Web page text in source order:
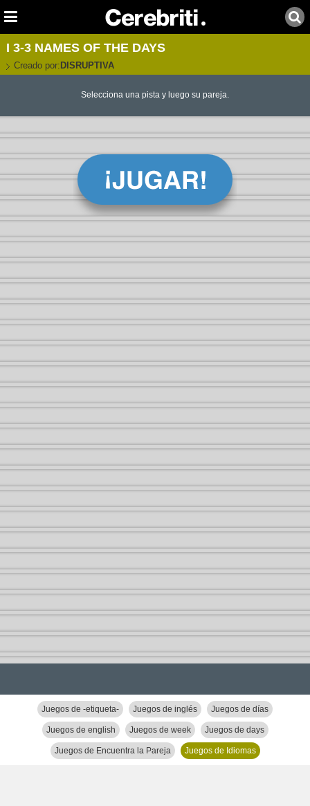
I 3-3 NAMES OF THE DAYS
Creado por: DISRUPTIVA
Selecciona una pista y luego su pareja.
Juegos de -etiqueta- Juegos de inglés Juegos de días
Juegos de english Juegos de week Juegos de days
Juegos de Encuentra la Pareja Juegos de Idiomas